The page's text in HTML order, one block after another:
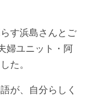
す浜島さんとご
婦ユニット・阿
た。
が、自分らしく